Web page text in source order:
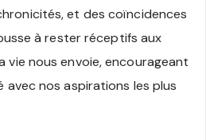
et des coïncidences
à rester réceptifs aux
vie nous envoie, encourageant
avec nos aspirations les plus